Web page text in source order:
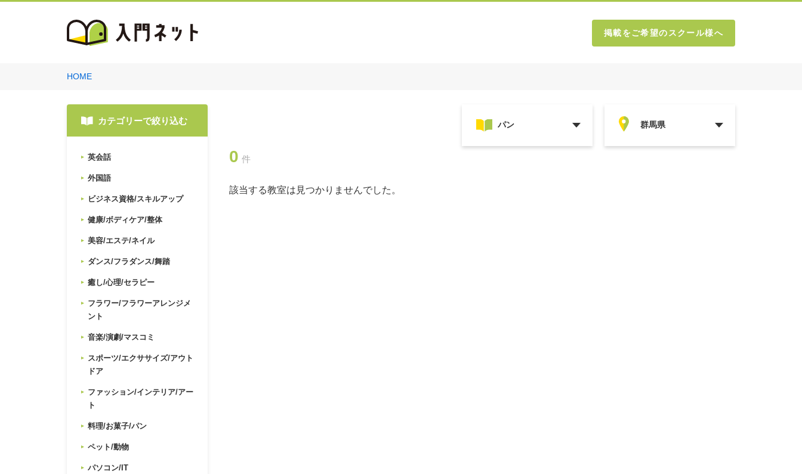
掲載をご希望のスクール様へ
HOME
カテゴリーで絞り込む
英会話
外国語
ビジネス資格/スキルアップ
健康/ボディケア/整体
美容/エステ/ネイル
ダンス/フラダンス/舞踏
癒し/心理/セラピー
フラワー/フラワーアレンジメ
ント
音楽/演劇/マスコミ
スポーツ/エクササイズ/アウト
ドア
ファッション/インテリア/アー
ト
料理/お菓子/パン
ペット/動物
パソコン/IT
0 件
該当する教室は見つかりませんでした。